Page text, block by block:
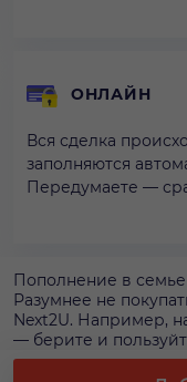
ОНЛАЙН
Вся сделка
заполняются
Передумаете —
Пополнение в
Разумнее не
Next2U. Например,
— берите и
обойдется в 3 200